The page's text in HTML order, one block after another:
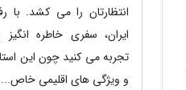
انتظارتان را می کشد. با
ایران، سفری خاطره
تجربه می کنید چون این
و ویژگی های اقلیمی خاص...